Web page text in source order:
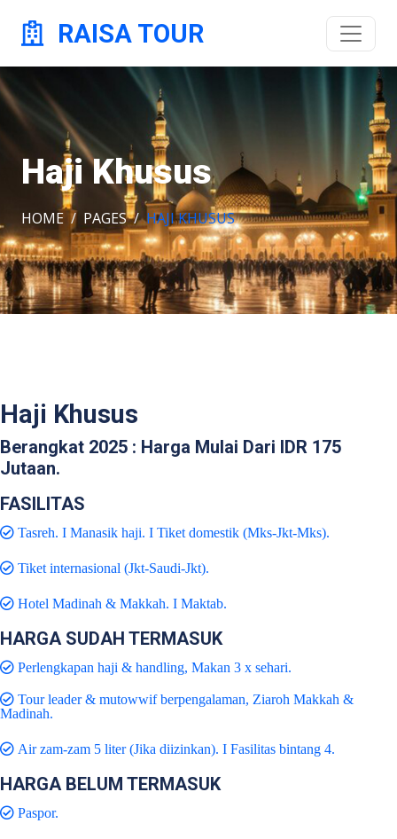
RAISA TOUR
Haji Khusus
HOME PAGES HAJI KHUSUS
Haji Khusus
Berangkat 2025 : Harga Mulai Dari IDR 175
Jutaan.
FASILITAS
Tasreh. I Manasik haji. I Tiket domestik (Mks-Jkt-Mks).
Tiket internasional (Jkt-Saudi-Jkt).
Hotel Madinah & Makkah. I Maktab.
HARGA SUDAH TERMASUK
Perlengkapan haji & handling, Makan 3 x sehari.
Tour leader & mutowwif berpengalaman, Ziaroh Makkah &
Madinah.
Air zam-zam 5 liter (Jika diizinkan). I Fasilitas bintang 4.
HARGA BELUM TERMASUK
Paspor.